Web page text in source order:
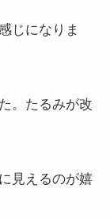
じになりま
。たるみが改
見えるのが嬉